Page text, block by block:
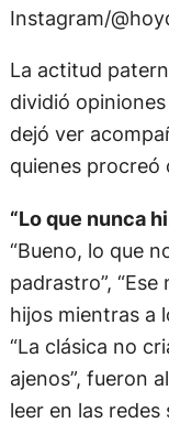
Instagram/
La actitud
dividió
dejó ver
quienes procreó
“Lo que nunca
“Bueno, lo que
padrastro”,
hijos mientras a
“La clásica no
ajenos”, fueron
leer en las redes